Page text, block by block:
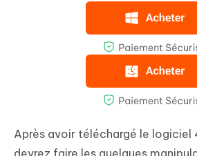
Après avoir téléchargé le logiciel